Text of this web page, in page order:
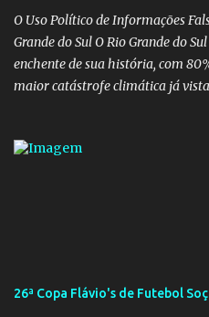
vida dos brasileiros. Evelin
O Uso Político de Informações
Grande do Sul O Rio Grande do
enchente de sua história, com
maior catástrofe climática já
voluntários e das forças
desinformações, chegando ao
uma investigação para identificar
26ª Copa Flávio's de Futebol